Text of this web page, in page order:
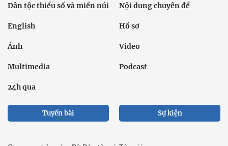
Dân tộc thiểu số và miền núi Nội dung chuyên đề
English Hồ sơ
Ảnh Video
Multimedia Podcast
24h qua
Tuyến bài Sự kiện